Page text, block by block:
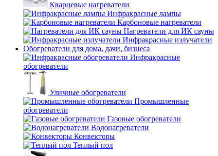
Кварцевые нагреватели
Инфракрасные лампы
Карбоновые нагреватели
Нагреватели для ИК сауны
Инфракрасные излучатели
Обогреватели для дома, дачи, бизнеса
Инфракрасные
обогреватели
Уличные обогреватели
Промышленные
обогреватели
Газовые обогреватели
Водонагреватели
Конвекторы
Теплый пол